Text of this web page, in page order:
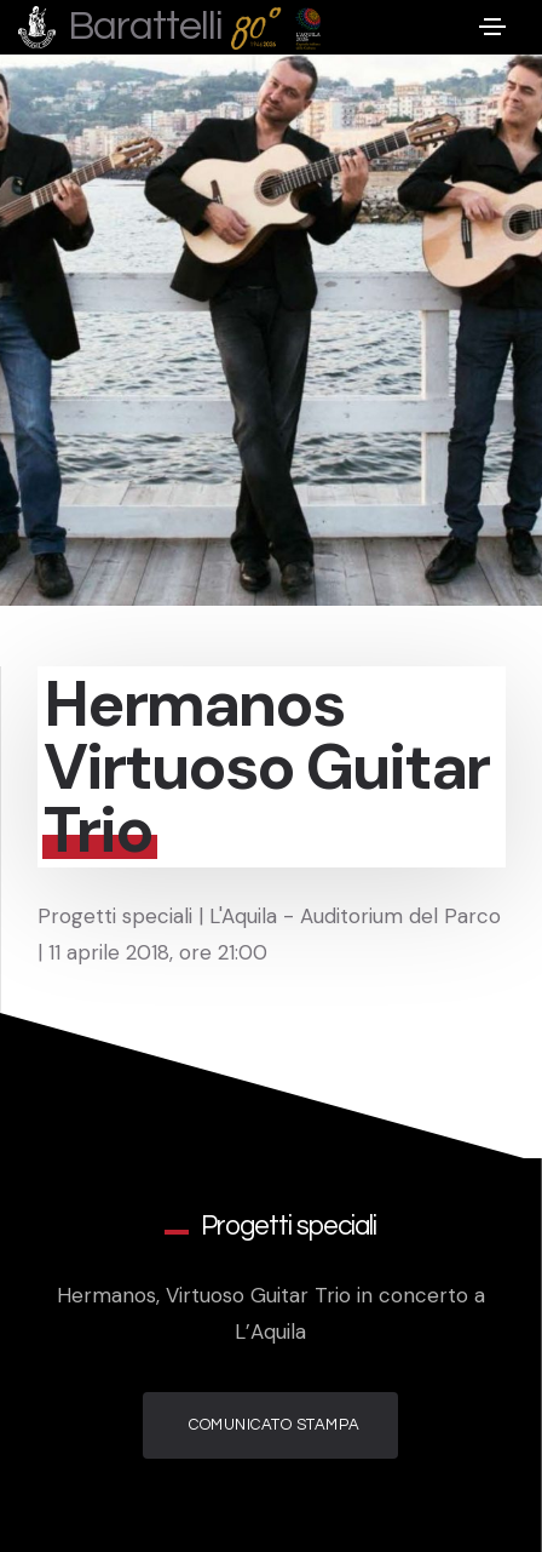
Barattelli
Hermanos
Virtuoso Guitar
Trio
Progetti speciali | L'Aquila - Auditorium del Parco
| 11 aprile 2018, ore 21:00
Progetti speciali
Hermanos, Virtuoso Guitar Trio in concerto a
L’Aquila
COMUNICATO STAMPA